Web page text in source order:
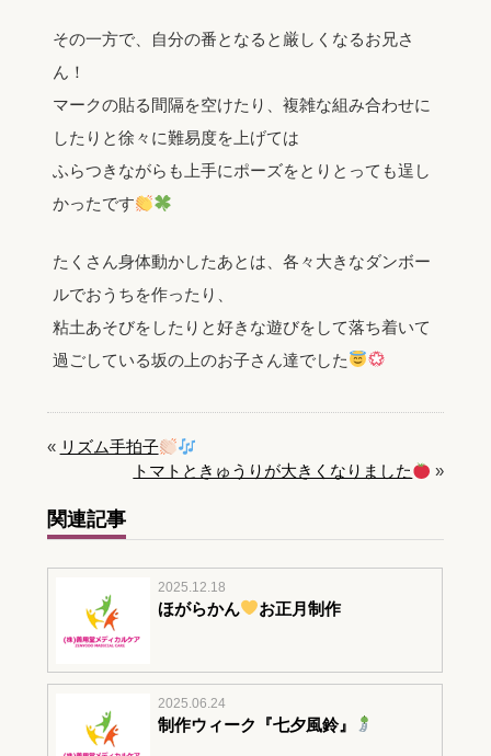
その一方で、自分の番となると厳しくなるお兄さ
ん！
マークの貼る間隔を空けたり、複雑な組み合わせに
したりと徐々に難易度を上げては
ふらつきながらも上手にポーズをとりとっても逞し
かったです
たくさん身体動かしたあとは、各々大きなダンボー
ルでおうちを作ったり、
粘土あそびをしたりと好きな遊びをして落ち着いて
過ごしている坂の上のお子さん達でした
« リズム手拍子
トマトときゅうりが大きくなりました
»
関連記事
2025.12.18
ほがらかん お正月制作
2025.06.24
制作ウィーク『七夕風鈴』